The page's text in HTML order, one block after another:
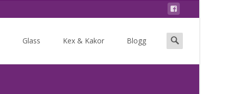
Glass Kex & Kakor Blogg
Search
for: